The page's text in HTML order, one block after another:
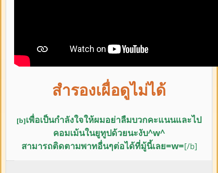
สำรองเผื่อดูไม่ได้
[b]เพื่อเป็นกำลังใจให้ผมอย่าลืมบวกคะแนนและไป
คอมเม้นในยูทูปด้วยนะงับ^w^
สามารถติดตามพาทอื่นๆต่อได้ที่มู้นี้เลย=w=[/b]